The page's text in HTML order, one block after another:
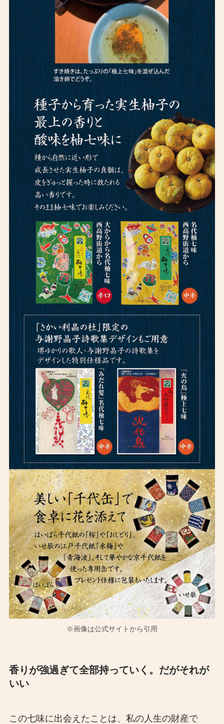
※画像は公式サイトから引用
香りが強過ぎて全部持っていく。だがそれが
いい
この七味に出会えたことは、私の人生の財産で